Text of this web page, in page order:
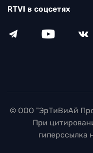
RTVI в соцсетях
© ООО "ЭрТиВиАй
При
гиперссылка